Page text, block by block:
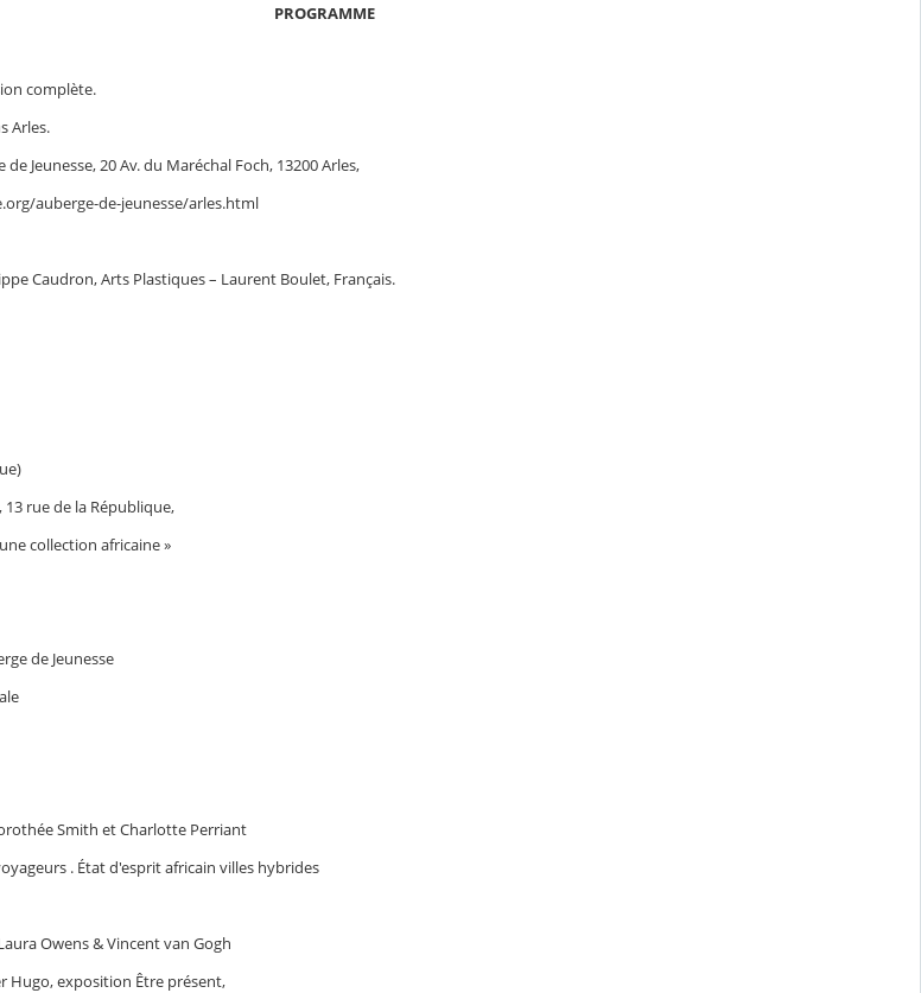
PROGRAMME
complète.
Arles.
Jeunesse, 20 Av. du Maréchal Foch, 13200 Arles,
auberge-de-jeunesse/arles.html
Caudron, Arts Plastiques – Laurent Boulet, Français.
rue de la République,
collection africaine »
de Jeunesse
Smith et Charlotte Perriant
. État d'esprit africain villes hybrides
Owens & Vincent van Gogh
Hugo, exposition Être présent,